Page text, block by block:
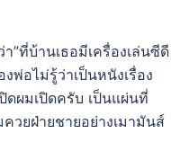
ที่บ้านเธอมีเครื่องเล่นซีดี
พ่อไม่รู้ว่าเป็นหนังเรื่อง
ดผมเปิดครับ เป็นแผ่นที่
วยฝ่ายชายอย่างเมามันส์